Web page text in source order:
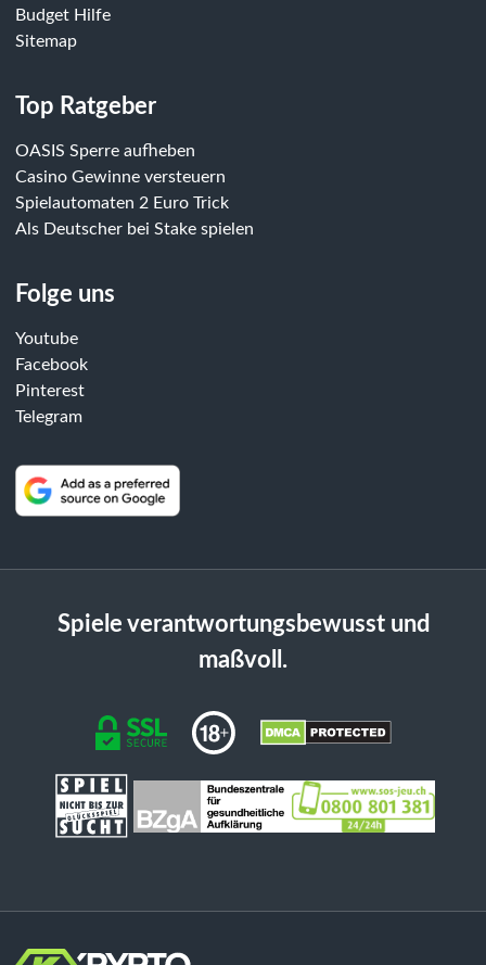
Budget Hilfe
Sitemap
Top Ratgeber
OASIS Sperre aufheben
Casino Gewinne versteuern
Spielautomaten 2 Euro Trick
Als Deutscher bei Stake spielen
Folge uns
Youtube
Facebook
Pinterest
Telegram
Spiele verantwortungsbewusst und
maßvoll.